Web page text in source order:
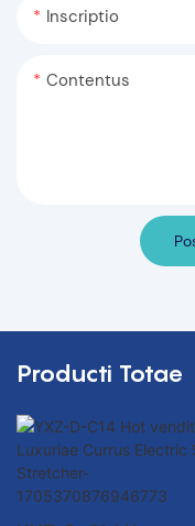
Inscriptio
Contentus
Producti Totae